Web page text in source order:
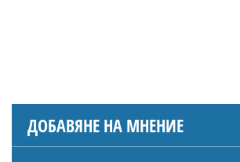
ДОБАВЯНЕ НА МНЕНИЕ